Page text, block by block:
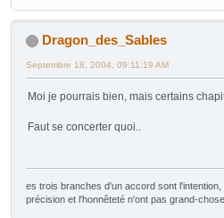
Dragon_des_Sables
Septembre 18, 2004, 09:11:19 AM
Moi je pourrais bien, mais certains
Faut se concerter quoi..
es trois branches d'un accord sont l'intention,
précision et l'honnêteté n'ont pas grand-